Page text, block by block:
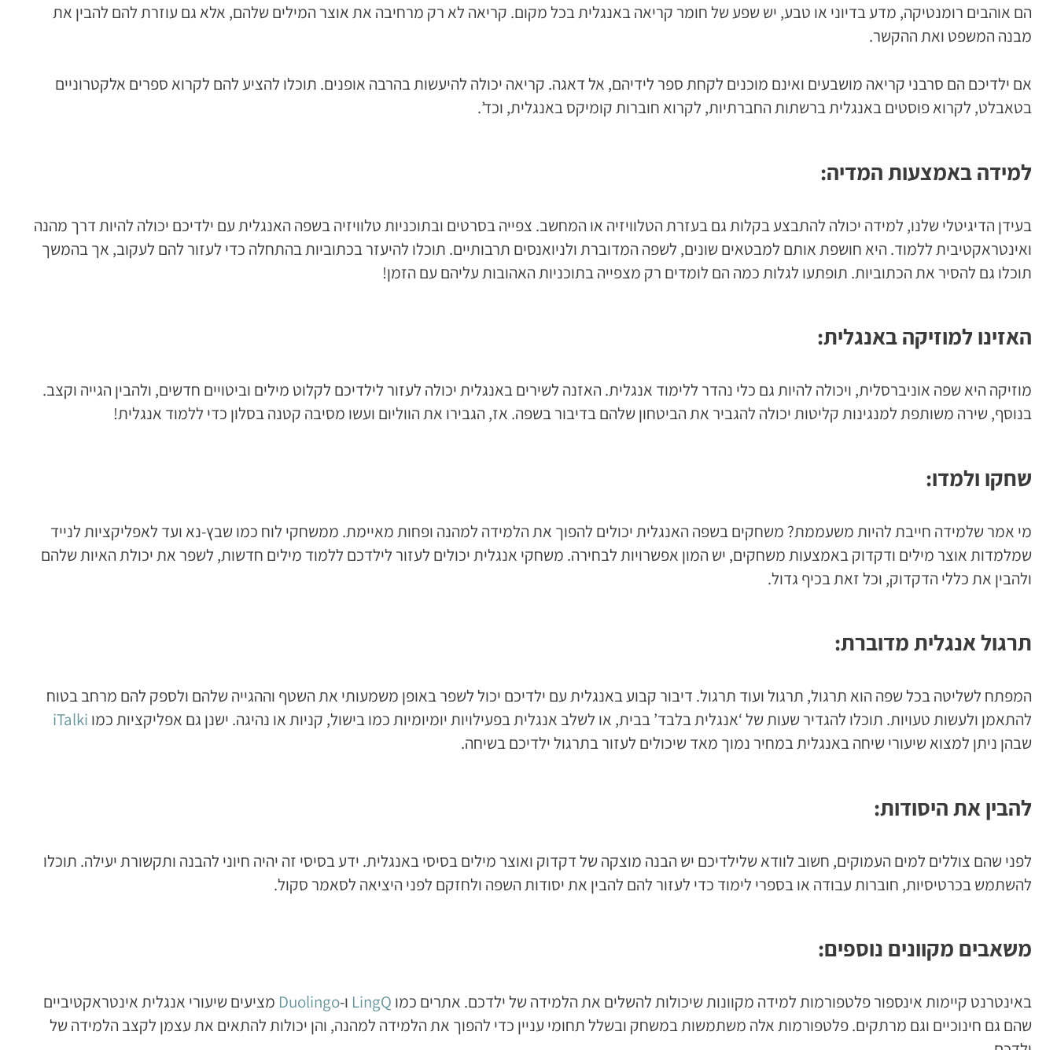
הם אוהבים רומנטיקה, מדע בדיוני או טבע, יש שפע של חומר קריאה באנגלית בכל מקום. קריאה לא רק מרחיבה את אוצר המילים שלהם, אלא גם עוזרת להם להבין את
מבנה המשפט ואת ההקשר.
אם ילדיכם הם סרבני קריאה מושבעים ואינם מוכנים לקחת ספר לידיהם, אל דאגה. קריאה יכולה להיעשות בהרבה אופנים. תוכלו להציע להם לקרוא ספרים אלקטרוניים
בטאבלט, לקרוא פוסטים באנגלית ברשתות החברתיות, לקרוא חוברות קומיקס באנגלית, וכד’.
למידה באמצעות המדיה:
בעידן הדיגיטלי שלנו, למידה יכולה להתבצע בקלות גם בעזרת הטלוויזיה או המחשב. צפייה בסרטים ובתוכניות טלוויזיה בשפה האנגלית עם ילדיכם יכולה להיות דרך מהנה
ואינטראקטיבית ללמוד. היא חושפת אותם למבטאים שונים, לשפה המדוברת ולניואנסים תרבותיים. תוכלו להיעזר בכתוביות בהתחלה כדי לעזור להם לעקוב, אך בהמשך
תוכלו גם להסיר את הכתוביות. תופתעו לגלות כמה הם לומדים רק מצפייה בתוכניות האהובות עליהם עם הזמן!
האזינו למוזיקה באנגלית:
מוזיקה היא שפה אוניברסלית, ויכולה להיות גם כלי נהדר ללימוד אנגלית. האזנה לשירים באנגלית יכולה לעזור לילדיכם לקלוט מילים וביטויים חדשים, ולהבין הגייה וקצב.
בנוסף, שירה משותפת למנגינות קליטות יכולה להגביר את הביטחון שלהם בדיבור בשפה. אז, הגבירו את הווליום ועשו מסיבה קטנה בסלון כדי ללמוד אנגלית!
שחקו ולמדו:
מי אמר שלמידה חייבת להיות משעממת? משחקים בשפה האנגלית יכולים להפוך את הלמידה למהנה ופחות מאיימת. ממשחקי לוח כמו שבץ-נא ועד לאפליקציות לנייד
שמלמדות אוצר מילים ודקדוק באמצעות משחקים, יש המון אפשרויות לבחירה. משחקי אנגלית יכולים לעזור לילדכם ללמוד מילים חדשות, לשפר את יכולת האיות שלהם
ולהבין את כללי הדקדוק, וכל זאת בכיף גדול.
תרגול אנגלית מדוברת:
המפתח לשליטה בכל שפה הוא תרגול, תרגול ועוד תרגול. דיבור קבוע באנגלית עם ילדיכם יכול לשפר באופן משמעותי את השטף וההגייה שלהם ולספק להם מרחב בטוח
להתאמן ולעשות טעויות. תוכלו להגדיר שעות של ‘אנגלית בלבד’ בבית, או לשלב אנגלית בפעילויות יומיומיות כמו בישול, קניות או נהיגה. ישנן גם אפליקציות כמו iTalki
שבהן ניתן למצוא שיעורי שיחה באנגלית במחיר נמוך מאד שיכולים לעזור בתרגול ילדיכם בשיחה.
להבין את היסודות:
לפני שהם צוללים למים העמוקים, חשוב לוודא שלילדיכם יש הבנה מוצקה של דקדוק ואוצר מילים בסיסי באנגלית. ידע בסיסי זה יהיה חיוני להבנה ותקשורת יעילה. תוכלו
להשתמש בכרטיסיות, חוברות עבודה או בספרי לימוד כדי לעזור להם להבין את יסודות השפה ולחזקם לפני היציאה לסאמר סקול.
משאבים מקוונים נוספים:
באינטרנט קיימות אינספור פלטפורמות למידה מקוונות שיכולות להשלים את הלמידה של ילדכם. אתרים כמו LingQ ו-Duolingo מציעים שיעורי אנגלית אינטראקטיביים
שהם גם חינוכיים וגם מרתקים. פלטפורמות אלה משתמשות במשחק ובשלל תחומי עניין כדי להפוך את הלמידה למהנה, והן יכולות להתאים את עצמן לקצב הלמידה של